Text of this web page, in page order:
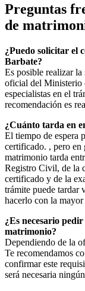
Preguntas
de
¿Puedo solicitar el
Barbate?
Es posible realizar
oficial del Ministerio
especialistas en el
recomendación es
¿Cuánto tarda en
El tiempo de espera
certificado. , pero en
matrimonio tarda
Registro Civil, de la
certificado y de la
trámite puede tardar
hacerlo con la
¿Es necesario
matrimonio?
Dependiendo de la
Te recomendamos
confirmar este
será necesaria